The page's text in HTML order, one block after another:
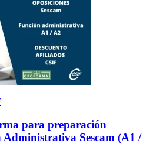
para preparación
Administrativa Sescam (A1 /